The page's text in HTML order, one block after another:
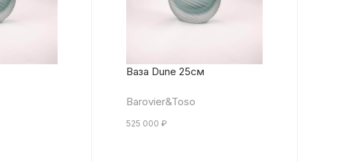
Ваза Dune 25см
Barovier&Toso
525 000 ₽